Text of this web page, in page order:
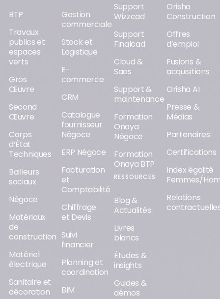
BTP
Travaux
publics et
espaces
verts
Gros
Œuvre
Second
Œuvre
Corps
d’État
Techniques
Bailleurs
sociaux
Négoce
Matériaux
de
construction
Matériel
électrique
Sanitaire et
décoration
Gestion
commerciale
Stock et
Logistique
E-
commerce
CRM
Catalogue
fournisseur
Négoce
ERP Négoce
Facturation
et
Comptabilité
Chiffrage
et Devis
Suivi
financier
Planning et
coordination
BIM
Support
Wizzcad
Support
Finalcad
Cloud &
Saas
Support &
maintenance
Formation
Onaya
Négoce
Formation
Onaya BTP
RESSOURCES
Blog &
Actualités
Livres
blancs
Études &
insights
Guides &
démos
Orisha
Construction
Offres
d’emploi
Fusions &
acquisitions
Orisha AI
Presse &
Médias
Partenaires
Certifications
Index égalité
Femmes/
Relations